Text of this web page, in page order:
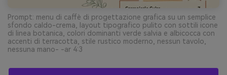
Prompt: menu di caffè di progettazione grafica su un semplice
sfondo caldo-crema, layout tipografico pulito con sottili icone
di linea botanica, colori dominanti verde salvia e albicocca con
accenti di terracotta, stile rustico moderno, nessun tavolo,
nessuna mano- -ar 4:3